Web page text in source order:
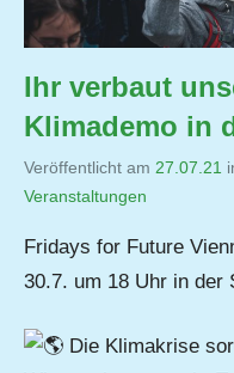
Ihr verbaut
Klimademo in
Veröffentlicht am 27.07.21
Veranstaltungen
Fridays for Future
30.7. um 18 Uhr in der
Die Klimakrise